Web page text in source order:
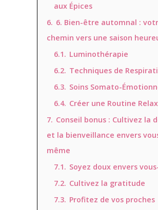
aux Épices
6. 6. Bien-être automnal :
chemin vers une saison
6.1. Luminothérapie
6.2. Techniques de
6.3. Soins Somato-
6.4. Créer une Routine
7. Conseil bonus : Cultivez la
et la bienveillance envers
même
7.1. Soyez doux envers
7.2. Cultivez la gratitude
7.3. Profitez de vos proches